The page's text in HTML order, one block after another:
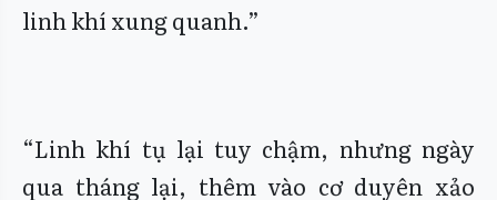
linh khí xung quanh.”
“Linh khí tụ lại tuy chậm, nhưng ngày
qua tháng lại, thêm vào cơ duyên xảo